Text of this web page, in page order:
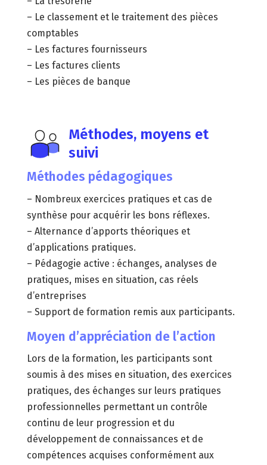
– Le classement et le traitement des pièces
comptables
– Les factures fournisseurs
– Les factures clients
– Les pièces de banque
Méthodes, moyens et
suivi
Méthodes pédagogiques
– Nombreux exercices pratiques et cas de
synthèse pour acquérir les bons réflexes.
– Alternance d’apports théoriques et
d’applications pratiques.
– Pédagogie active : échanges, analyses de
pratiques, mises en situation, cas réels
d’entreprises
– Support de formation remis aux participants.
Moyen d’appréciation de l’action
Lors de la formation, les participants sont
soumis à des mises en situation, des exercices
pratiques, des échanges sur leurs pratiques
professionnelles permettant un contrôle
continu de leur progression et du
développement de connaissances et de
compétences acquises conformément aux